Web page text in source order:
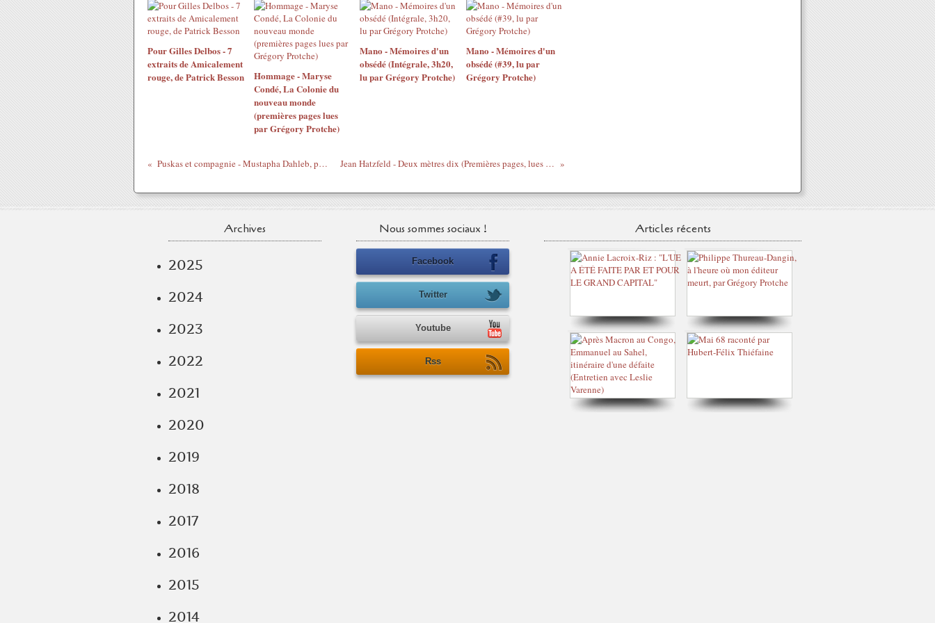
Pour Gilles Delbos - 7
extraits de Amicalement
rouge, de Patrick Besson
Hommage - Maryse
Condé, La Colonie du
nouveau monde
(premières pages lues
par Grégory Protche)
Mano - Mémoires d'un
obsédé (Intégrale, 3h20,
lu par Grégory Protche)
Mano - Mémoires d'un
obsédé (#39, lu par
Grégory Protche)
Puskas et compagnie - Mustapha Dahleb, par Velibor Vasovic Jean Hatzfeld - Deux mètres dix (Premières pages, lues par Grégory Protche)
Archives
2025
2024
2023
2022
2021
2020
2019
2018
2017
2016
2015
2014
Nous sommes sociaux !
Facebook
Twitter
Youtube
Rss
Articles récents